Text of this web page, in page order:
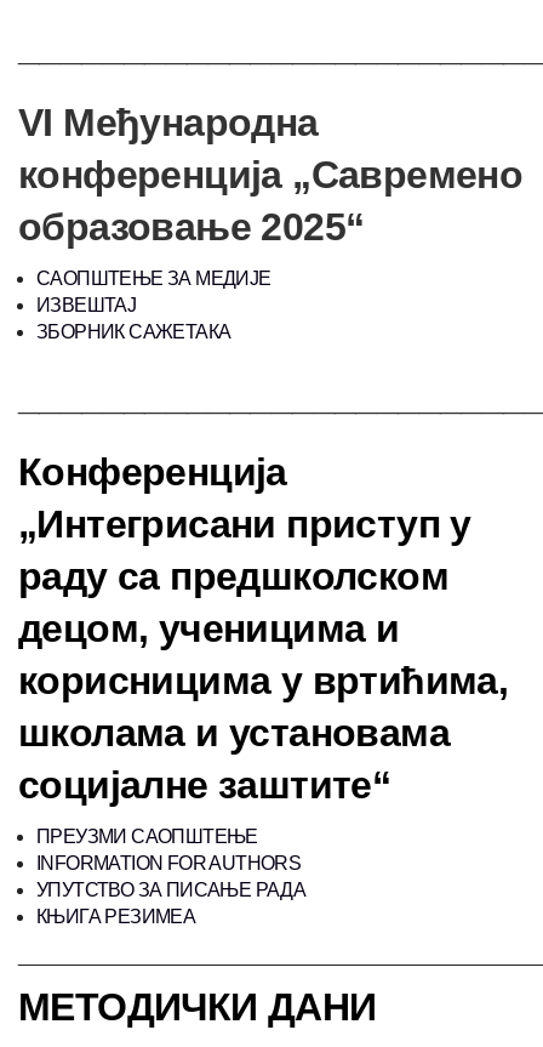
VI Међународна
конференција „Савремено
образовање 2025“
САОПШТЕЊЕ ЗА МЕДИЈЕ
ИЗВЕШТАЈ
ЗБОРНИК САЖЕТАКА
Конференција
„Интегрисани приступ у
раду са предшколском
децом, ученицима и
корисницима у вртићима,
школама и установама
социјалне заштите“
ПРЕУЗМИ САОПШТЕЊЕ
INFORMATION FOR AUTHORS
УПУТСТВО ЗА ПИСАЊЕ РАДА
КЊИГА РЕЗИМЕА
МЕТОДИЧКИ ДАНИ